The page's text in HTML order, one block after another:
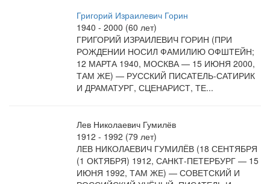
Григорий Израилевич Горин
1940 - 2000 (60 лет)
ГРИГОРИЙ ИЗРАИЛЕВИЧ ГОРИН (ПРИ
РОЖДЕНИИ НОСИЛ ФАМИЛИЮ ОФШТЕЙН;
12 МАРТА 1940, МОСКВА — 15 ИЮНЯ 2000,
ТАМ ЖЕ) — РУССКИЙ ПИСАТЕЛЬ-САТИРИК
И ДРАМАТУРГ, СЦЕНАРИСТ, ТЕ...
Лев Николаевич Гумилёв
1912 - 1992 (79 лет)
ЛЕВ НИКОЛАЕВИЧ ГУМИЛЁВ (18 СЕНТЯБРЯ
(1 ОКТЯБРЯ) 1912, САНКТ-ПЕТЕРБУРГ — 15
ИЮНЯ 1992, ТАМ ЖЕ) — СОВЕТСКИЙ И